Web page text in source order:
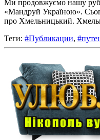
Ми продовжуємо нашу
«Мандруй Україною».
про Хмельницький.
Теги: #Публикации,